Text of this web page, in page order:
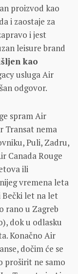
proizvod kao
i zaostaje za
i jest
leisure brand
kao
usluga Air
odgovor.
spram Air
Transat nema
Puli, Zadru,
Canada Rouge
ili
vremena leta
let na let
rano u Zagreb
dok u odlasku
Konačno Air
dočim će se
proširit ne samo